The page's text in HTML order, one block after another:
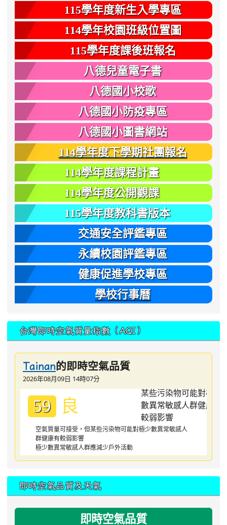
115學年度新生入學專區
114學年校園班級位置圖
115學年度課後班報名
八德兒童電子書
八德國小校歌
八德國小防疫專區
八德國小圖書網站
114學年度下學期社團報名
114學年度課程計畫
114學年度公開觀課
115學年度教科書版本
交通安全評鑑專區
永續校園評鑑專區
健康促進學校專區
學校行事曆
台灣即時空氣質量指數（AQI）
Tainan的即時空氣品質
2026年08月09日 14時07分
59 良
空氣質量可接受，但某些污染物可能對極少數異常敏感人
群健康有較弱影響
極少數異常敏感人群應減少戶外活動
即時空氣品質及天氣
即時空氣品質